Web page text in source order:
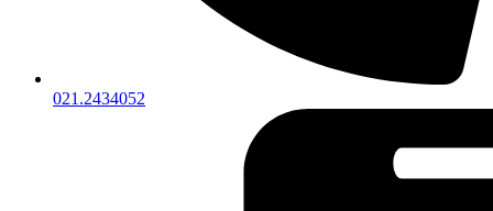
021.2434052